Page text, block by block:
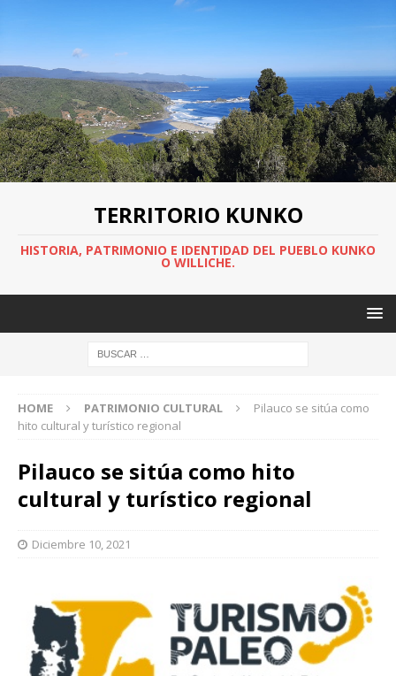
TERRITORIO KUNKO
HISTORIA, PATRIMONIO E IDENTIDAD DEL PUEBLO KUNKO
O WILLICHE.
HOME PATRIMONIO CULTURAL
Pilauco se sitúa como
hito cultural y turístico regional
Pilauco se sitúa como hito
cultural y turístico regional
Diciembre 10, 2021